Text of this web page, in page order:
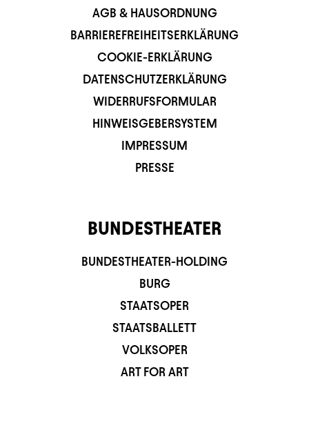
AGB & HAUSORDNUNG
BARRIEREFREIHEITSERKLÄRUNG
COOKIE-ERKLÄRUNG
DATENSCHUTZERKLÄRUNG
WIDERRUFSFORMULAR
HINWEISGEBERSYSTEM
IMPRESSUM
PRESSE
BUNDESTHEATER
BUNDESTHEATER-HOLDING
BURG
STAATSOPER
STAATSBALLETT
VOLKSOPER
ART FOR ART